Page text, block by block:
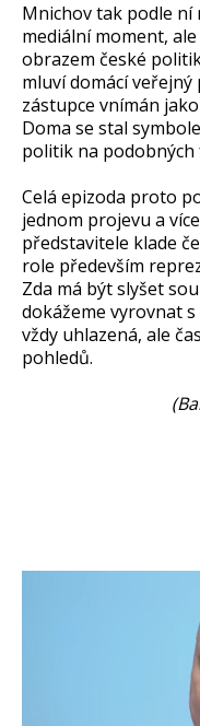
Mnichov tak podle
mediální moment,
obrazem české
mluví domácí
zástupce vnímán
Doma se stal
politik na
Celá epizoda proto
jednom projevu a
představitele klade
role především
Zda má být slyšet
dokážeme vyrovnat
vždy uhlazená, ale
pohledů.